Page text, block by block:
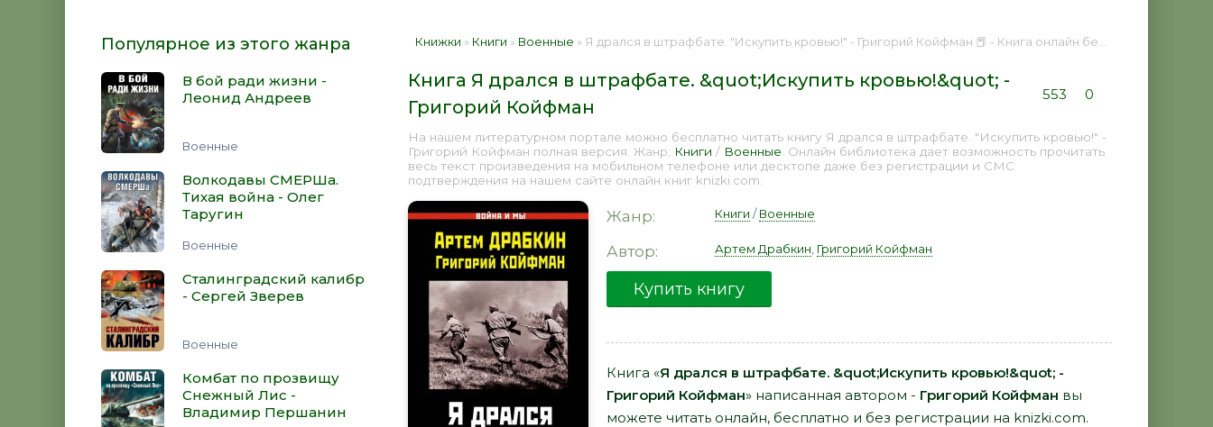
Популярное из этого жанра
В бой ради жизни -
Леонид Андреев
Военные
Волкодавы СМЕРШа.
Тихая война - Олег
Таругин
Военные
Сталинградский калибр
- Сергей Зверев
Военные
Комбат по прозвищу
Снежный Лис -
Владимир Першанин
Книжки » Книги » Военные » Я дрался в штрафбате. "Искупить кровью!" - Григорий Койфман 📕 - Книга онлайн бесплатно
Книга Я дрался в штрафбате. &quot;Искупить кровью!&quot; -
Григорий Койфман
553 0
На нашем литературном портале можно бесплатно читать книгу Я дрался в штрафбате. "Искупить кровью!" -
Григорий Койфман полная версия. Жанр: Книги / Военные . Онлайн библиотека дает возможность прочитать
весь текст произведения на мобильном телефоне или десктопе даже без регистрации и СМС
подтверждения на нашем сайте онлайн книг knizki.com.
Жанр: Книги /Военные
Автор: Артем Драбкин Григорий Койфман
Купить книгу
Книга «Я дрался в штрафбате. &quot;Искупить кровью!&quot; -
Григорий Койфман» написанная автором - Григорий Койфман вы
можете читать онлайн, бесплатно и без регистрации на knizki.com.